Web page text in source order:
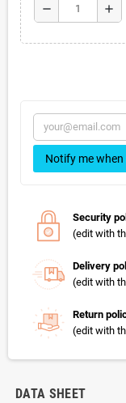
remove add
Notify me
Security
(edit with
Delivery
(edit with
Return
(edit with
DATA SHEET